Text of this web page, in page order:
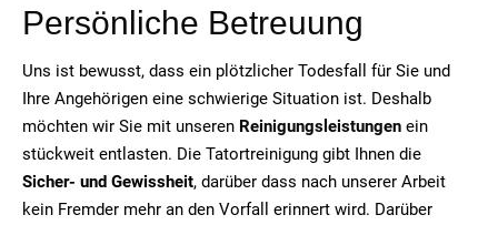
Persönliche Betreuung
Uns ist bewusst, dass ein plötzlicher Todesfall für Sie und
Ihre Angehörigen eine schwierige Situation ist. Deshalb
möchten wir Sie mit unseren Reinigungsleistungen ein
stückweit entlasten. Die Tatortreinigung gibt Ihnen die
Sicher- und Gewissheit, darüber dass nach unserer Arbeit
kein Fremder mehr an den Vorfall erinnert wird. Darüber